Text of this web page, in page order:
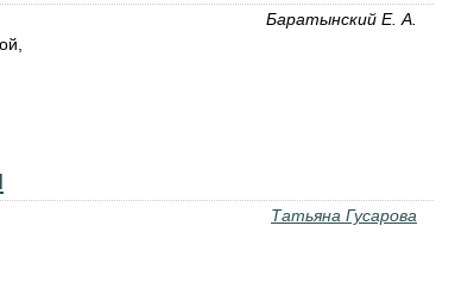
Баратынский Е. А.
Татьяна Гусарова